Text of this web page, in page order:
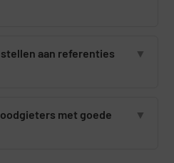
aan referenties
▼
met goede
▼